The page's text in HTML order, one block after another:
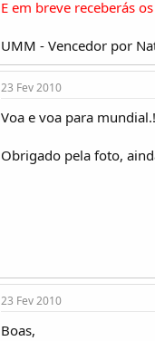
E em breve receberás
UMM - Vencedor por
23 Fev 2010
Voa e voa para
Obrigado pela foto,
23 Fev 2010
Boas,